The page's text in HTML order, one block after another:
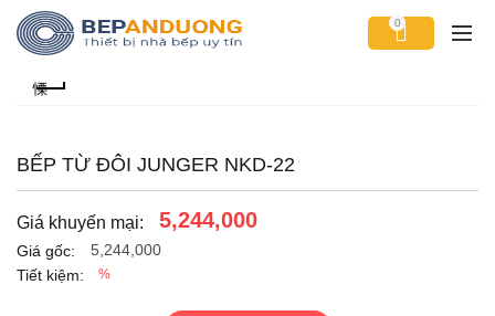
0
BẾP TỪ ĐÔI JUNGER NKD-22
Giá khuyến mại: 5,244,000
Giá gốc:
5,244,000
Tiết kiệm:
%